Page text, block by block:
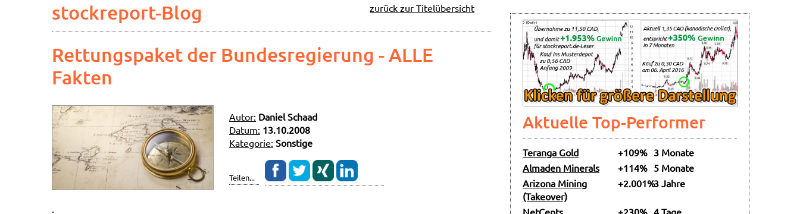
stockreport-Blog zurück zur Titelübersicht
Rettungspaket der Bundesregierung - ALLE
Fakten
Autor: Daniel Schaad
Datum: 13.10.2008
Kategorie: Sonstige
Teilen...
.
Aktuelle Top-Performer
Teranga Gold +109% 3 Monate
Almaden Minerals
+114% 5 Monate
Arizona Mining
(Takeover)
+2.001%3 Jahre
NetCents +230% 4 Tage